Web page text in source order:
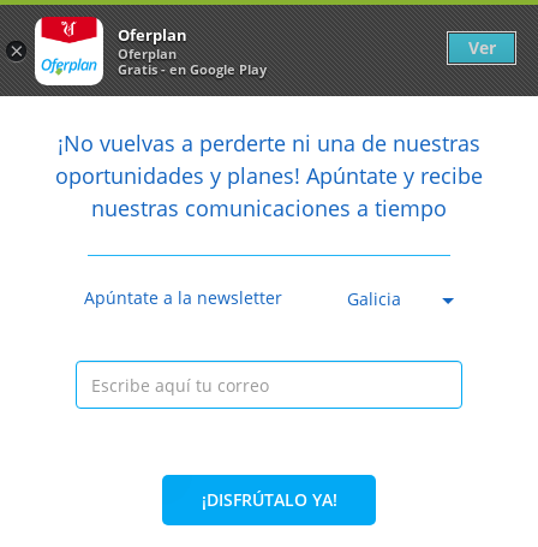

Caducada
33% 21,60€ 14,50€
arrow_back Newsletter
¡No vuelvas a perderte ni una de nuestras
oportunidades y planes! Apúntate y recibe
nuestras comunicaciones a tiempo
Apúntate a la newsletter Galicia
¡DISFRÚTALO YA!
×
Oferplan
Oferplan
Gratis - en Google Play
Ver